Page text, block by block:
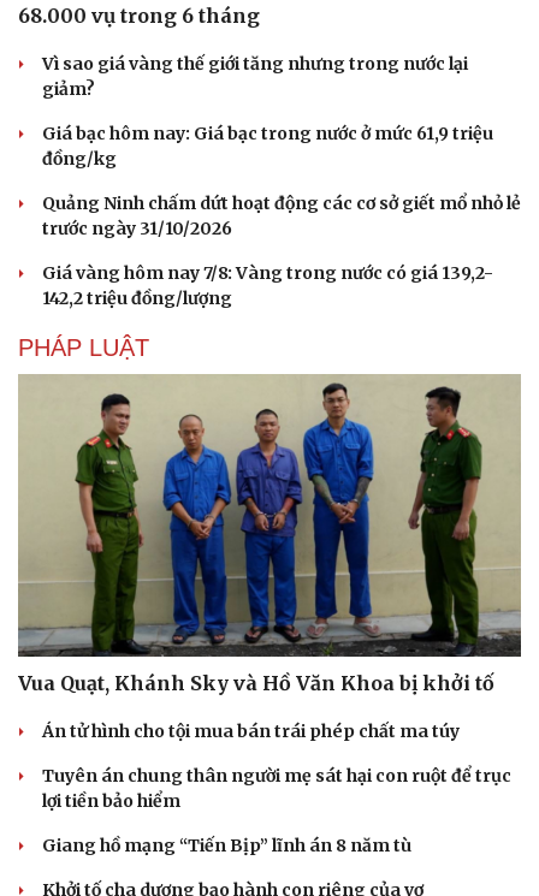
Văn hóa
Sân khấu - Điện ảnh
Văn học
Di sản
Nghệ sĩ
68.000 vụ trong 6 tháng
Vì sao giá vàng thế giới tăng nhưng trong nước lại
giảm?
Giá bạc hôm nay: Giá bạc trong nước ở mức 61,9 triệu
đồng/kg
Quảng Ninh chấm dứt hoạt động các cơ sở giết mổ nhỏ lẻ
trước ngày 31/10/2026
Giá vàng hôm nay 7/8: Vàng trong nước có giá 139,2-
142,2 triệu đồng/lượng
PHÁP LUẬT
Vua Quạt, Khánh Sky và Hồ Văn Khoa bị khởi tố
Án tử hình cho tội mua bán trái phép chất ma túy
Tuyên án chung thân người mẹ sát hại con ruột để trục
lợi tiền bảo hiểm
Giang hồ mạng “Tiến Bịp” lĩnh án 8 năm tù
Khởi tố cha dượng bạo hành con riêng của vợ